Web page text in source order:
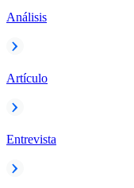
Análisis
Artículo
Entrevista